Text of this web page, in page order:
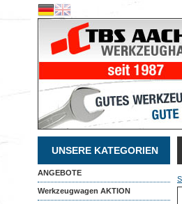
UNSERE KATEGORIEN
ANGEBOTE
Werkzeugwagen AKTION